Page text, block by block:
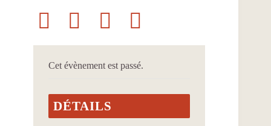
Cet évènement est passé.
DÉTAILS